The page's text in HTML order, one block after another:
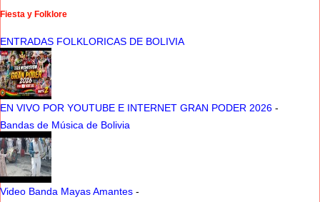
Fiesta y Folklore
ENTRADAS FOLKLORICAS DE BOLIVIA
EN VIVO POR YOUTUBE E INTERNET GRAN PODER 2026 -
Bandas de Música de Bolivia
Video Banda Mayas Amantes -